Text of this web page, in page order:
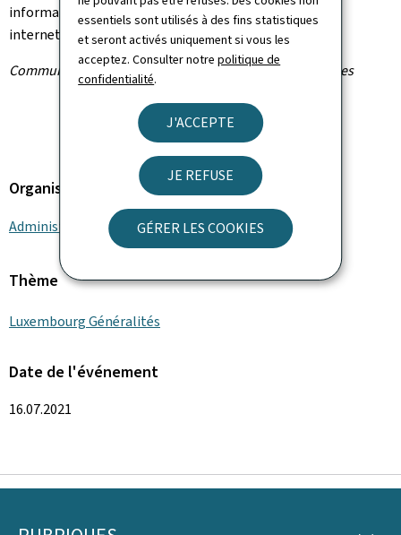
essentiels sont utilisés à des fins statistiques
et seront activés uniquement si vous les
acceptez. Consulter notrepolitique de
confidentialité.
J'ACCEPTE
JE REFUSE
GÉRER LES COOKIES
informations actualisées seront publiées sur le site
internet
www.douane.lu.
Communiqué par l'Administration des douanes et accises
Organisation
Administration des douanes et accises
Thème
Luxembourg Généralités
Date de l'événement
16.07.2021